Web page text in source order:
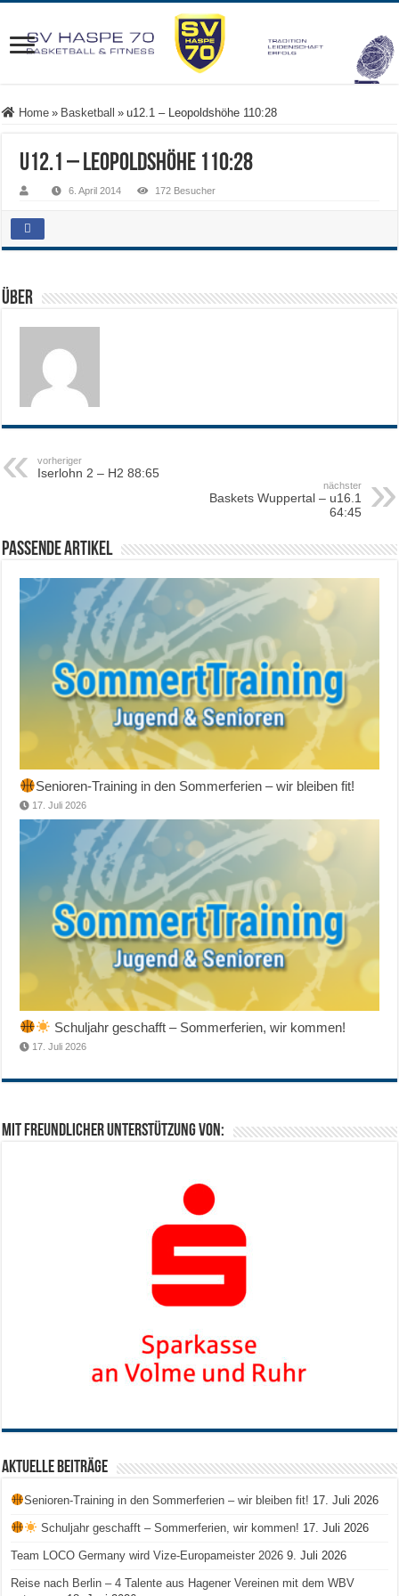
Home » Basketball » u12.1 – Leopoldshöhe 110:28
u12.1 – Leopoldshöhe 110:28
6. April 2014 172 Besucher
Über
vorheriger
Iserlohn 2 – H2 88:65
nächster
Baskets Wuppertal – u16.1
64:45
Passende Artikel
Senioren-Training in den Sommerferien – wir bleiben fit!
17. Juli 2026
Schuljahr geschafft – Sommerferien, wir kommen!
17. Juli 2026
Mit freundlicher Unterstützung von:
Aktuelle Beiträge
Senioren-Training in den Sommerferien – wir bleiben fit! 17. Juli 2026
Schuljahr geschafft – Sommerferien, wir kommen! 17. Juli 2026
Team LOCO Germany wird Vize-Europameister 2026 9. Juli 2026
Reise nach Berlin – 4 Talente aus Hagener Vereinen mit dem WBV